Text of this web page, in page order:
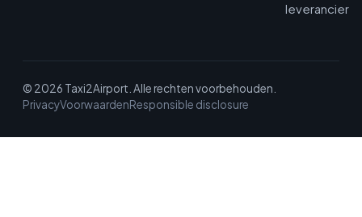
leverancier
© 2026 Taxi2Airport. Alle rechten voorbehouden.
PrivacyVoorwaardenResponsible disclosure